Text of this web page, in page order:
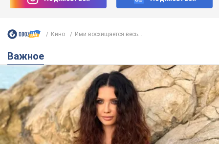
50-летняя Lama раскрыла секреты своей
молодость, ведь у нее нет детей
2 часа назад
Сколько баллистических ракет
перехватила украинская ПВО в
июле: в Минобороны назвали цифру
Украинская ПВО работала в условиях
дефицита ракет-перехватчиков